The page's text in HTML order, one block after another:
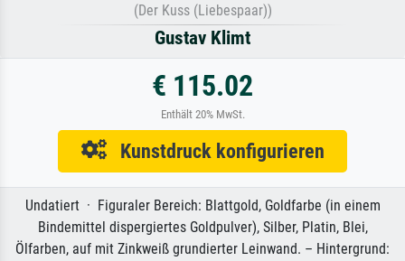
(Der Kuss (Liebespaar))
Gustav Klimt
€ 115.02
Enthält 20% MwSt.
Kunstdruck konfigurieren
Undatiert · Figuraler Bereich: Blattgold, Goldfarbe (in einem
Bindemittel dispergiertes Goldpulver), Silber, Platin, Blei,
Ölfarben, auf mit Zinkweiß grundierter Leinwand. – Hintergrund: